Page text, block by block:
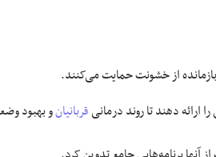
از خشونت حمایت می‌کنند.
ارائه دهند تا روند درمانیقربانیانو بهبود